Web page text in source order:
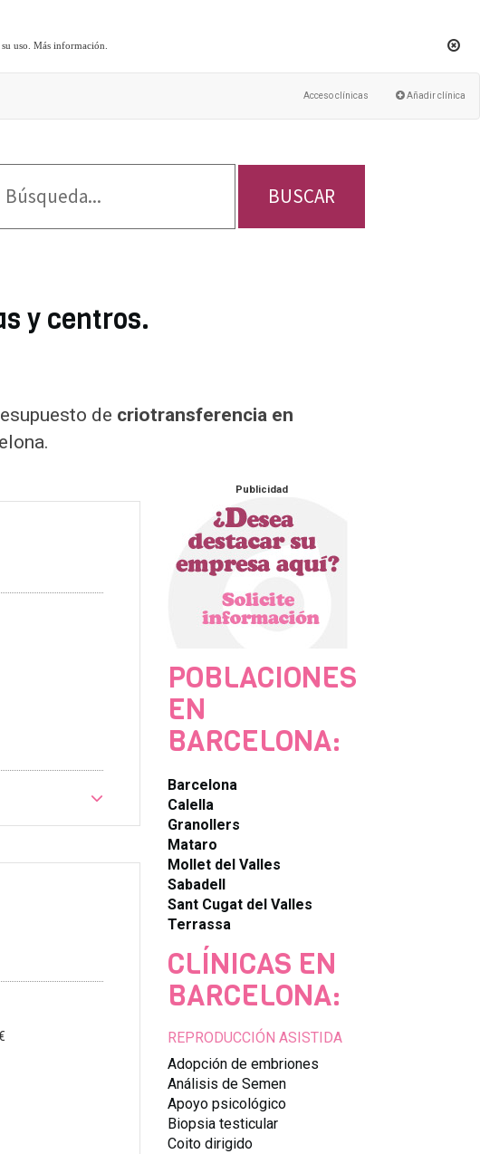
su uso.Más información
Acceso clínicas Añadir clínica
BUSCAR
y centros.
de criotransferencia en
Publicidad
POBLACIONES
EN
BARCELONA:
Barcelona
Calella
Granollers
Mataro
Mollet del Valles
Sabadell
Sant Cugat del Valles
Terrassa
CLÍNICAS EN
BARCELONA:
REPRODUCCIÓN ASISTIDA
Adopción de embriones
Análisis de Semen
Apoyo psicológico
Biopsia testicular
Coito dirigido